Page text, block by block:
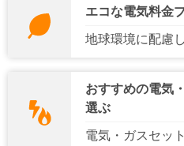
北陸電力エリア
九州電力エリア
エコな電気料金
地球環境に配慮
おすすめの電気
選ぶ
電気・ガスセッ